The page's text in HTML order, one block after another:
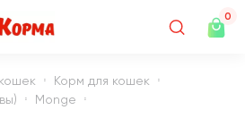
0
Корм для кошек
Monge